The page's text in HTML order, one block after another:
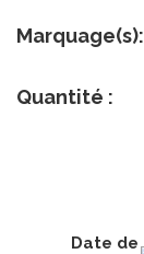
Marquage(s):
Quantité :
Date de